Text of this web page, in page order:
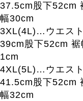
37.5cm股下52cm
幅30cm
3XL(4L)…ウエス
39cm股下52cm
1cm
4XL(5L)…ウエス
41.5cm股下52cm
幅32cm